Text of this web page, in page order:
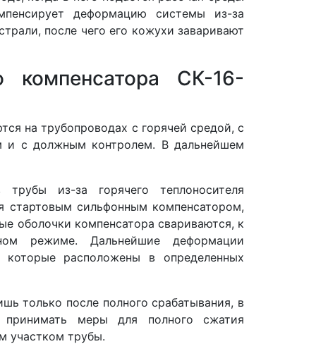
деформацию системы из-за
после чего его кожухи заваривают
компенсатора СК-16-
на трубопроводах с горячей средой, с
и с должным контролем. В дальнейшем
из-за горячего теплоносителя
стартовым сильфонным компенсатором,
оболочки компенсатора свариваются, к
режиме. Дальнейшие деформации
расположены в определенных
только после полного срабатывания, в
меры для полного сжатия
участком трубы.